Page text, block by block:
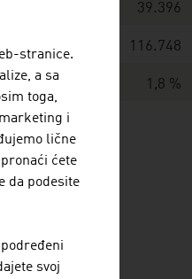
39.396
116.748
i usluga 1,8 %
Prozent
100,0
stranice.
a sa
toga,
i
lične
ćete
da podesite
svoj